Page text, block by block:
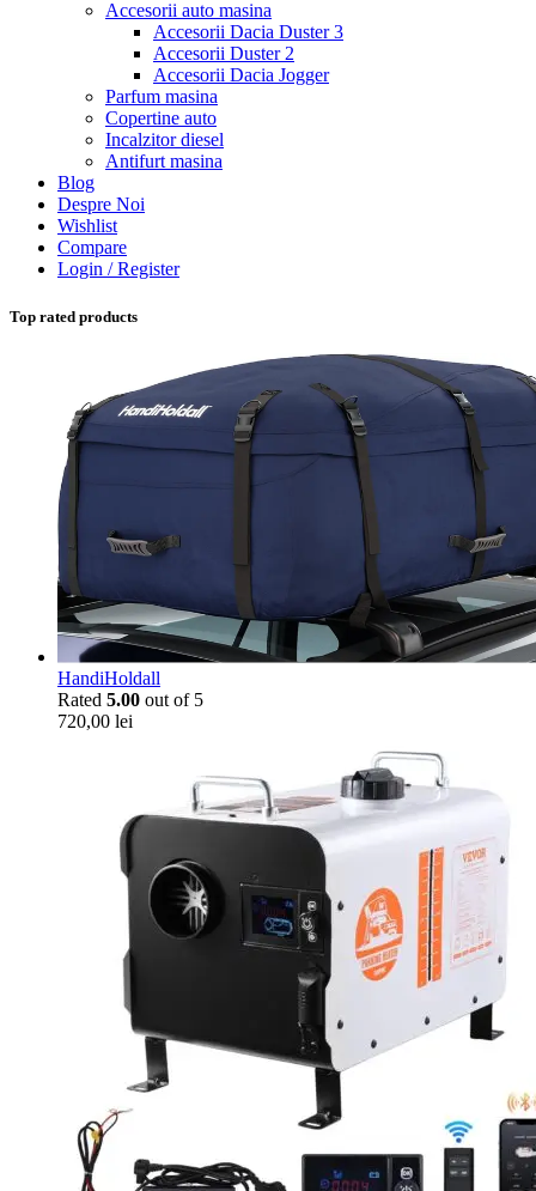
Accesorii auto masina
Accesorii Dacia Duster 3
Accesorii Duster 2
Accesorii Dacia Jogger
Parfum masina
Copertine auto
Incalzitor diesel
Antifurt masina
Blog
Despre Noi
Wishlist
Compare
Login / Register
Top rated products
HandiHoldall
Rated 5.00 out of 5
720,00 lei